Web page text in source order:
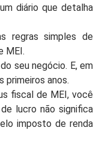
diário que detalha
regras simples de
MEI.
seu negócio. E, em
primeiros anos.
fiscal de MEI, você
lucro não significa
imposto de renda